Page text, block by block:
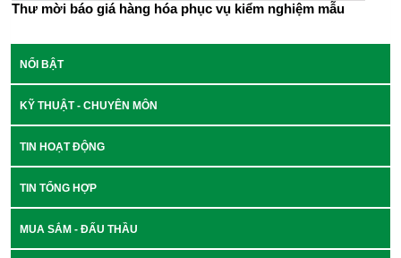
Thư mời báo giá hàng hóa phục vụ kiểm nghiệm mẫu
NỔI BẬT
KỸ THUẬT - CHUYÊN MÔN
TIN HOẠT ĐỘNG
TIN TỔNG HỢP
MUA SẮM - ĐẤU THẦU